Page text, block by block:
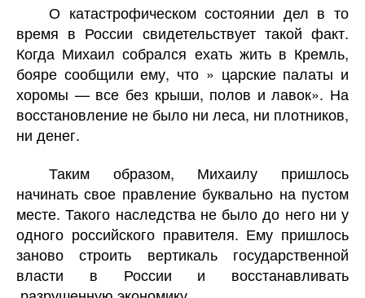
О катастрофическом состоянии дел в то
время в России свидетельствует такой факт.
Когда Михаил собрался ехать жить в Кремль,
бояре сообщили ему, что » царские палаты и
хоромы — все без крыши, полов и лавок». На
восстановление не было ни леса, ни плотников,
ни денег.
Таким образом, Михаилу пришлось
начинать свое правление буквально на пустом
месте. Такого наследства не было до него ни у
одного российского правителя. Ему пришлось
заново строить вертикаль государственной
власти в России и восстанавливать